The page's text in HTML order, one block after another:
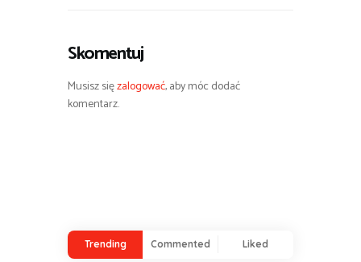
Skomentuj
Musisz sięzalogować, aby móc dodać
komentarz.
Trending Commented Liked